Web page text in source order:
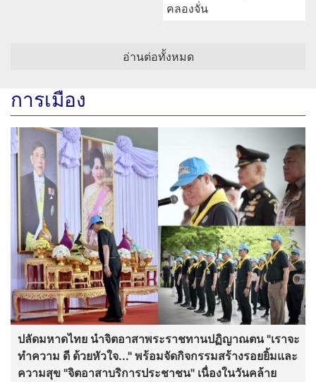
คลองจั่น
อ่านต่อทั้งหมด
การเมือง
ปลัดมหาดไทย นำจิตอาสาพระราชทานปฏิญาณตน "เราจะ
ทำความ ดี ด้วยหัวใจ..." พร้อมจัดกิจกรรมสร้างรอยยิ้มและ
ความสุข "จิตอาสาบริการประชาชน" เนื่องในวันคล้าย